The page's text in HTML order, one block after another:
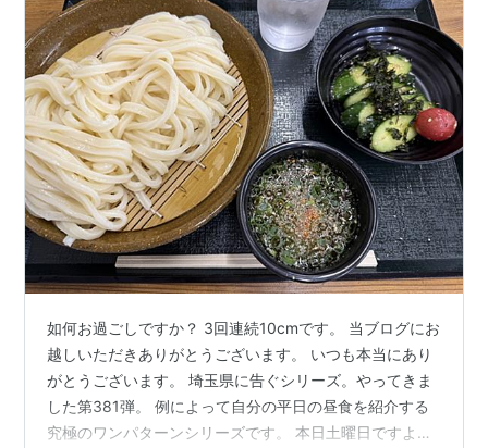
如何お過ごしですか？ 3回連続10cmです。 当ブログにお
越しいただきありがとうございます。 いつも本当にあり
がとうございます。 埼玉県に告ぐシリーズ。やってきま
した第381弾。 例によって自分の平日の昼食を紹介する
究極のワンパターンシリーズです。 本日土曜日ですよ。